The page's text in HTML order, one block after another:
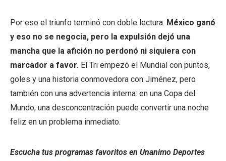
Por eso el triunfo terminó con doble lectura. México ganó
y eso no se negocia, pero la expulsión dejó una
mancha que la afición no perdonó ni siquiera con
marcador a favor. El Tri empezó el Mundial con puntos,
goles y una historia conmovedora con Jiménez, pero
también con una advertencia interna: en una Copa del
Mundo, una desconcentración puede convertir una noche
feliz en un problema inmediato.
Escucha tus programas favoritos en Unanimo Deportes